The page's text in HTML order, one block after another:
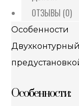
ОТЗЫВЫ (0)
Особенности
Особенности: